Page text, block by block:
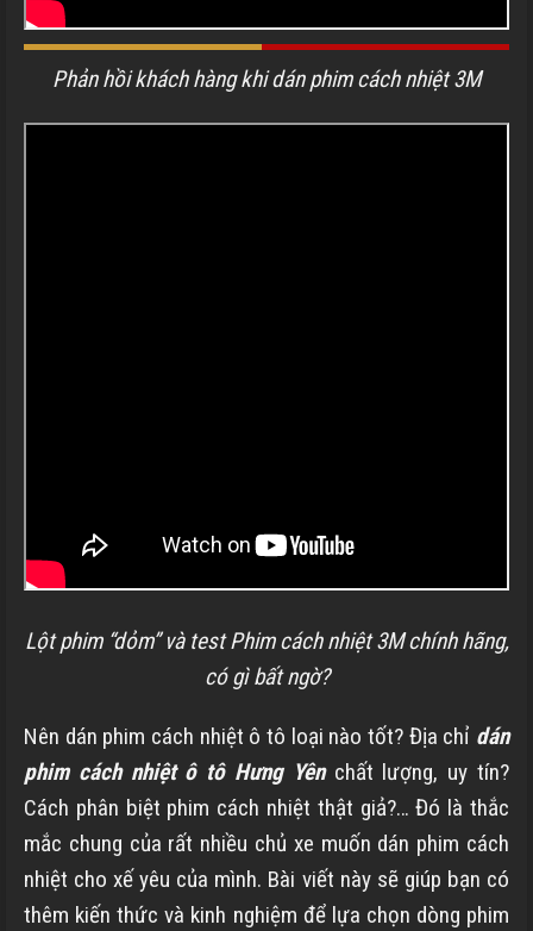
Phản hồi khách hàng khi dán phim cách nhiệt 3M
Lột phim “dỏm” và test Phim cách nhiệt 3M chính hãng,
có gì bất ngờ?
Nên dán phim cách nhiệt ô tô loại nào tốt? Địa chỉ dán
phim cách nhiệt ô tô Hưng Yênchất lượng, uy tín?
Cách phân biệt phim cách nhiệt thật giả?… Đó là thắc
mắc chung của rất nhiều chủ xe muốn dán phim cách
nhiệt cho xế yêu của mình. Bài viết này sẽ giúp bạn có
thêm kiến thức và kinh nghiệm để lựa chọn dòng phim